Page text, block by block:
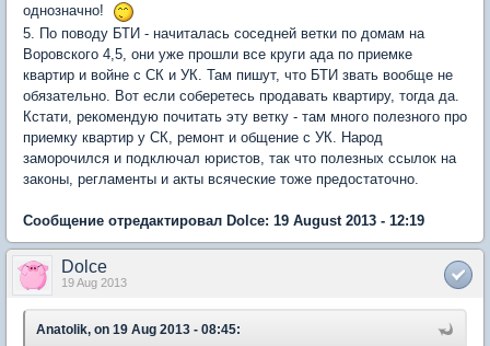
однозначно!
5. По поводу БТИ - начиталась соседней ветки по домам на
Воровского 4,5, они уже прошли все круги ада по приемке
квартир и войне с СК и УК. Там пишут, что БТИ звать вообще не
обязательно. Вот если соберетесь продавать квартиру, тогда да.
Кстати, рекомендую почитать эту ветку - там много полезного про
приемку квартир у СК, ремонт и общение с УК. Народ
заморочился и подключал юристов, так что полезных ссылок на
законы, регламенты и акты всяческие тоже предостаточно.
Сообщение отредактировал Dolce: 19 August 2013 - 12:19
Dolce
19 Aug 2013
Anatolik, on 19 Aug 2013 - 08:45: